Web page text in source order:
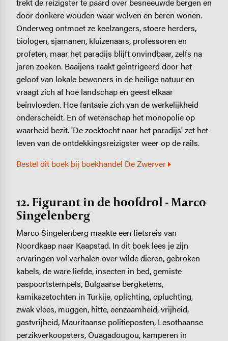
door donkere wouden waar wolven en beren wonen.
Onderweg ontmoet ze keelzangers, stoere herders,
biologen, sjamanen, kluizenaars, professoren en
profeten, maar het paradijs blijft onvindbaar, zelfs na
jaren zoeken. Baaijens raakt geïntrigeerd door het
geloof van lokale bewoners in de heilige natuur en
vraagt zich af hoe landschap en geest elkaar
beïnvloeden. Hoe fantasie zich van de werkelijkheid
onderscheidt. En of wetenschap het monopolie op
waarheid bezit. 'De zoektocht naar het paradijs' zet het
leven van de ontdekkingsreizigster weer op de rails.
Bestel dit boek bij boekhandel De Zwerver
12. Figurant in de hoofdrol - Marco
Singelenberg
Marco Singelenberg maakte een fietsreis van
Noordkaap naar Kaapstad. In dit boek lees je zijn
ervaringen vol verhalen over wilde dieren, gebroken
kabels, de ware liefde, insecten in bed, gemiste
paspoortstempels, Bulgaarse bergketens,
kamikazetochten in Turkije, oplichting, opluchting,
zwak vlees, muggen, hitte, eenzaamheid, vrijheid,
gastvrijheid, Mauritaanse politieposten, Lesothaanse
perzikverkoopsters, Ouagadougou, kamperen in